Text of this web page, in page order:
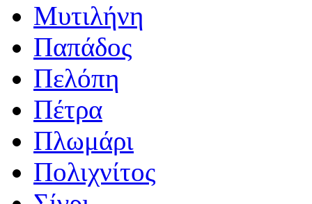
Μυτιλήνη
Παπάδος
Πελόπη
Πέτρα
Πλωμάρι
Πολιχνίτος